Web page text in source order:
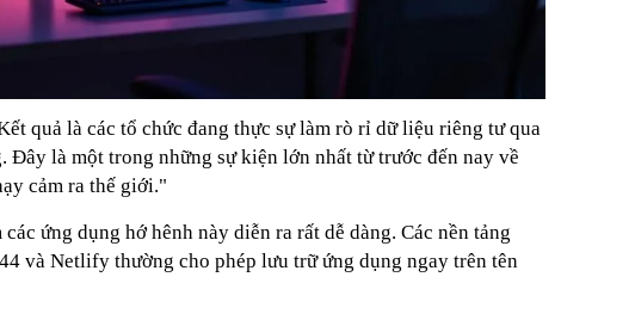
quả là các tổ chức đang thực sự làm rò rỉ dữ liệu riêng tư qua
Đây là một trong những sự kiện lớn nhất từ trước đến nay về
cảm ra thế giới."
ứng dụng hớ hênh này diễn ra rất dễ dàng. Các nền tảng
và Netlify thường cho phép lưu trữ ứng dụng ngay trên tên